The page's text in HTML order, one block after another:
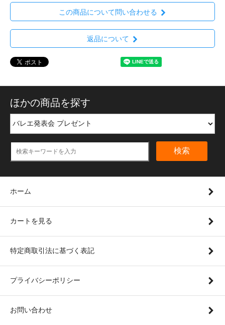
この商品について問い合わせる
返品について
ほかの商品を探す
検索
ホーム
カートを見る
特定商取引法に基づく表記
プライバシーポリシー
お問い合わせ